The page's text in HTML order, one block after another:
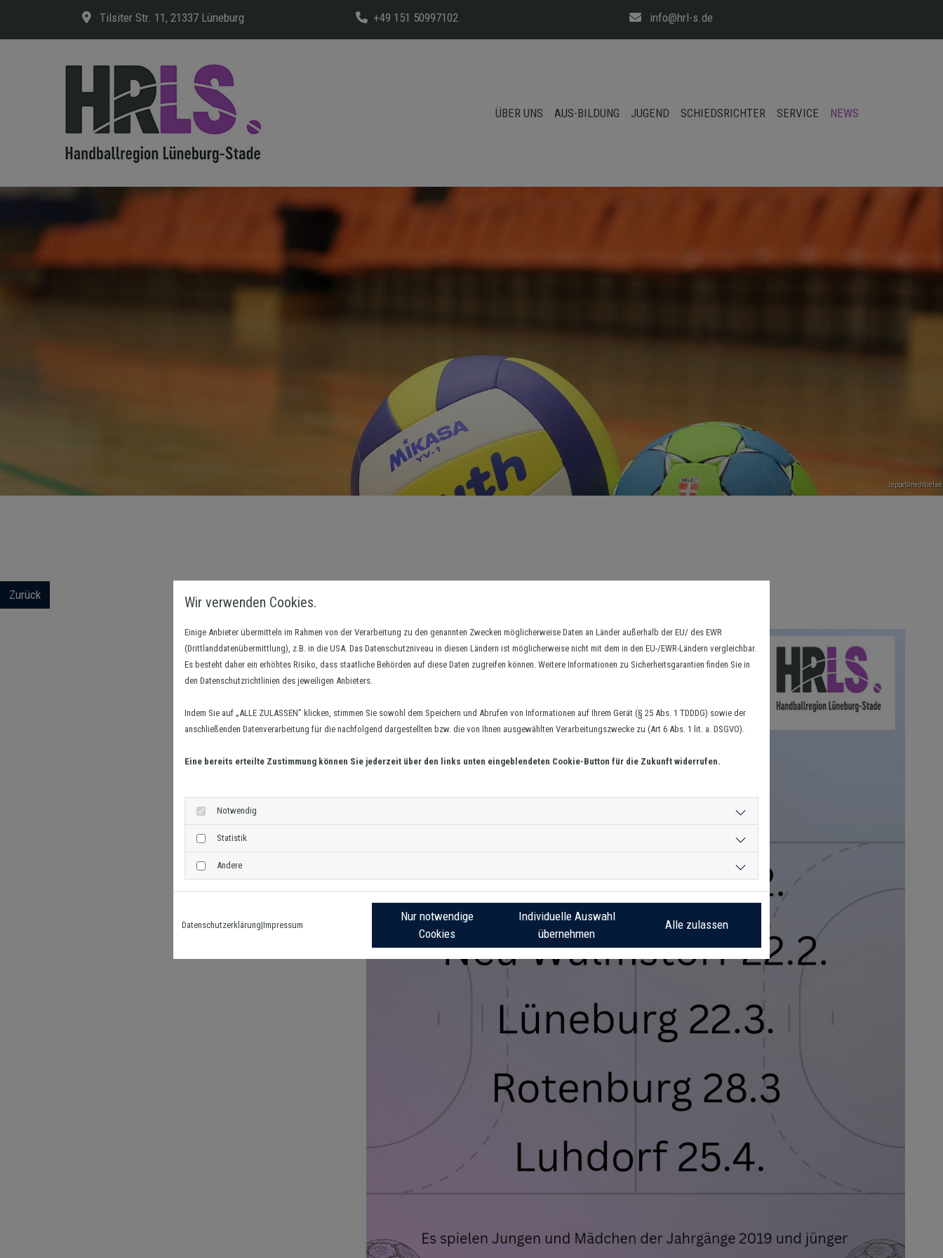
Tilsiter Str. 11, 21337 Lüneburg +49 151 50997102 info@hrl-s.de
ÜBER UNS AUS-BILDUNG JUGEND SCHIEDSRICHTER SERVICE NEWS
Zurück Wir verwenden Cookies.
Einige Anbieter übermitteln im Rahmen von der Verarbeitung zu den genannten Zwecken möglicherweise Daten an Länder außerhalb der EU/ des EWR
(Drittlanddatenübermittlung), z.B. in die USA. Das Datenschutzniveau in diesen Ländern ist möglicherweise nicht mit dem in den EU-/EWR-Ländern vergleichbar.
Es besteht daher ein erhöhtes Risiko, dass staatliche Behörden auf diese Daten zugreifen können. Weitere Informationen zu Sicherheitsgarantien finden Sie in
den Datenschutzrichtlinien des jeweiligen Anbieters.
Indem Sie auf „ALLE ZULASSEN" klicken, stimmen Sie sowohl dem Speichern und Abrufen von Informationen auf Ihrem Gerät (§ 25 Abs. 1 TDDDG) sowie der
anschließenden Datenverarbeitung für die nachfolgend dargestellten bzw. die von Ihnen ausgewählten Verarbeitungszwecke zu (Art 6 Abs. 1 lit. a. DSGVO).
Eine bereits erteilte Zustimmung können Sie jederzeit über den links unten eingeblendeten Cookie-Button für die Zukunft widerrufen.
Notwendig
Statistik
Andere
Datenschutzerklärung|Impressum
Nur notwendige
Cookies
Individuelle Auswahl
übernehmen
Alle zulassen